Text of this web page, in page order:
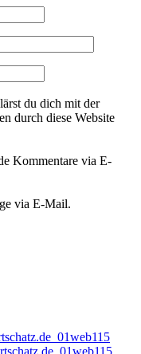
du dich mit der
durch diese Website
Kommentare via E-
via E-Mail.